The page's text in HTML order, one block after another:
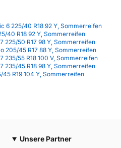
6 225/40 R18 92 Y, Sommerreifen
40 R18 92 Y, Sommerreifen
225/50 R17 98 Y, Sommerreifen
205/45 R17 88 Y, Sommerreifen
235/55 R18 100 V, Sommerreifen
235/45 R18 98 Y, Sommerreifen
45 R19 104 Y, Sommerreifen
Unsere Partner